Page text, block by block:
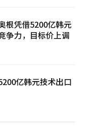
根凭借5200亿韩元
争力，目标价上调
亿韩元技术出口